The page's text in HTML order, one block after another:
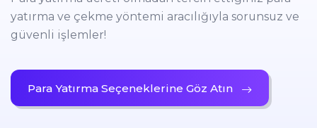
yatırma ve çekme yöntemi aracılığıyla sorunsuz ve
güvenli işlemler!
Para Yatırma Seçeneklerine Göz Atın